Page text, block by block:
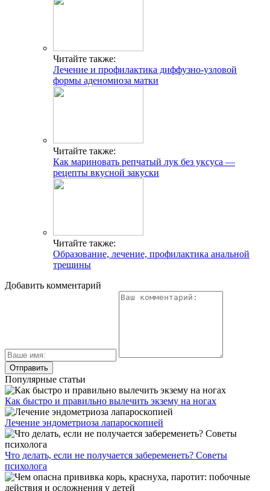
Читайте также:
Лечение и профилактика диффузно-узловой
формы аденомиоза матки
Читайте также:
Как мариновать репчатый лук без уксуса —
рецепты вкусной закуски
Читайте также:
Образование, лечение, профилактика анальной
трещины
Добавить комментарий
Популярные статьи
Как быстро и правильно вылечить экзему на ногах
Лечение эндометриоза лапароскопией
Что делать, если не получается забеременеть? Советы
психолога